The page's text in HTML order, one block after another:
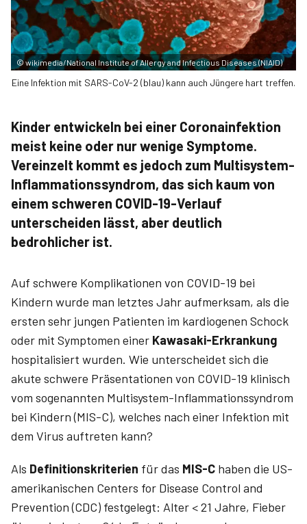
©wikimedia/National Institute of Allergy and Infectious Diseases (NIAID)
Eine Infektion mit SARS-CoV-2 (blau) kann auch Jüngere hart treffen.
Kinder entwickeln bei einer Coronainfektion
meist keine oder nur wenige Symptome.
Vereinzelt kommt es jedoch zum Multisystem-
Inflammationssyndrom, das sich kaum von
einem schweren COVID-19-Verlauf
unterscheiden lässt, aber deutlich
bedrohlicher ist.
Auf schwere Komplikationen von COVID-19 bei
Kindern wurde man letztes Jahr aufmerksam, als die
ersten sehr jungen Patienten im kardiogenen Schock
oder mit Symptomen einer Kawasaki-Erkrankung
hospitalisiert wurden. Wie unterscheidet sich die
akute schwere Präsentationen von COVID-19 klinisch
vom sogenannten Multisystem-Inflammationssyndrom
bei Kindern (MIS-C), welches nach einer Infektion mit
dem Virus auftreten kann?
Als Definitionskriterien für das MIS-C haben die US-
amerikanischen Centers for Disease Control and
Prevention (CDC) festgelegt: Alter < 21 Jahre, Fieber